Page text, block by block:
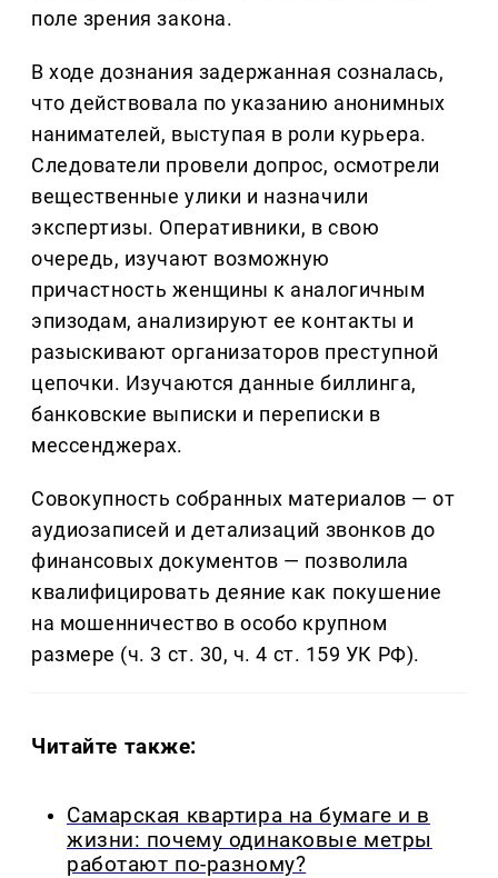
поле зрения закона.
В ходе дознания задержанная созналась,
что действовала по указанию анонимных
нанимателей, выступая в роли курьера.
Следователи провели допрос, осмотрели
вещественные улики и назначили
экспертизы. Оперативники, в свою
очередь, изучают возможную
причастность женщины к аналогичным
эпизодам, анализируют ее контакты и
разыскивают организаторов преступной
цепочки. Изучаются данные биллинга,
банковские выписки и переписки в
мессенджерах.
Совокупность собранных материалов — от
аудиозаписей и детализаций звонков до
финансовых документов — позволила
квалифицировать деяние как покушение
на мошенничество в особо крупном
размере (ч. 3 ст. 30, ч. 4 ст. 159 УК РФ).
Читайте также:
Самарская квартира на бумаге и в
жизни: почему одинаковые метры
работают по-разному?